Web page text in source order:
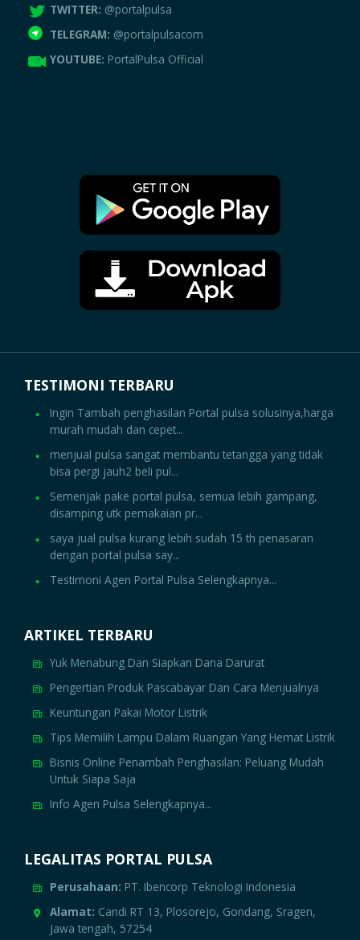
TWITTER: @portalpulsa
TELEGRAM: @portalpulsacom
YOUTUBE: PortalPulsa Official
TESTIMONI TERBARU
Ingin Tambah penghasilan Portal pulsa solusinya,harga
murah mudah dan cepet...
menjual pulsa sangat membantu tetangga yang tidak
bisa pergi jauh2 beli pul...
Semenjak pake portal pulsa, semua lebih gampang,
disamping utk pemakaian pr...
saya jual pulsa kurang lebih sudah 15 th penasaran
dengan portal pulsa say...
Testimoni Agen Portal Pulsa Selengkapnya...
ARTIKEL TERBARU
Yuk Menabung Dan Siapkan Dana Darurat
Pengertian Produk Pascabayar Dan Cara Menjualnya
Keuntungan Pakai Motor Listrik
Tips Memilih Lampu Dalam Ruangan Yang Hemat Listrik
Bisnis Online Penambah Penghasilan: Peluang Mudah
Untuk Siapa Saja
Info Agen Pulsa Selengkapnya...
LEGALITAS PORTAL PULSA
Perusahaan: PT. Ibencorp Teknologi Indonesia
Alamat: Candi RT 13, Plosorejo, Gondang, Sragen,
Jawa tengah, 57254